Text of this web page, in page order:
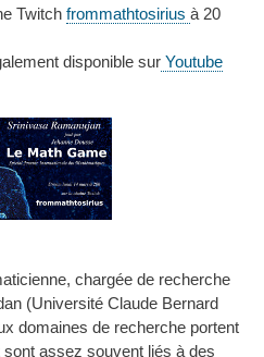
Twitch frommathtosirius à 20
disponible sur Youtube
chargée de recherche
(Université Claude Bernard
domaines de recherche portent
assez souvent liés à des